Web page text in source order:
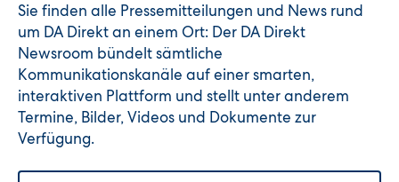
Sie finden alle Pressemitteilungen und News rund
um DA Direkt an einem Ort: Der DA Direkt
Newsroom bündelt sämtliche
Kommunikationskanäle auf einer smarten,
interaktiven Plattform und stellt unter anderem
Termine, Bilder, Videos und Dokumente zur
Verfügung.